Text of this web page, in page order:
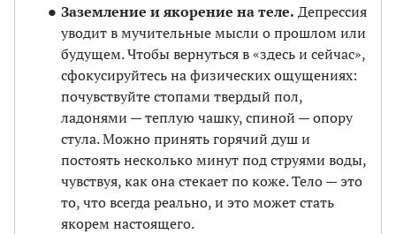
Заземление и якорение на теле. Депрессия
уводит в мучительные мысли о прошлом или
будущем. Чтобы вернуться в «здесь и сейчас»,
сфокусируйтесь на физических ощущениях:
почувствуйте стопами твердый пол,
ладонями — теплую чашку, спиной — опору
стула. Можно принять горячий душ и
постоять несколько минут под струями воды,
чувствуя, как она стекает по коже. Тело — это
то, что всегда реально, и это может стать
якорем настоящего.